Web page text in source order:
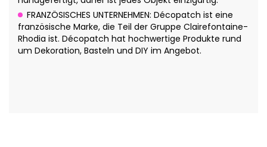
FRANZÖSISCHES UNTERNEHMEN: Décopatch ist eine
französische Marke, die Teil der Gruppe Clairefontaine-
Rhodia ist. Décopatch hat hochwertige Produkte rund
um Dekoration, Basteln und DIY im Angebot.